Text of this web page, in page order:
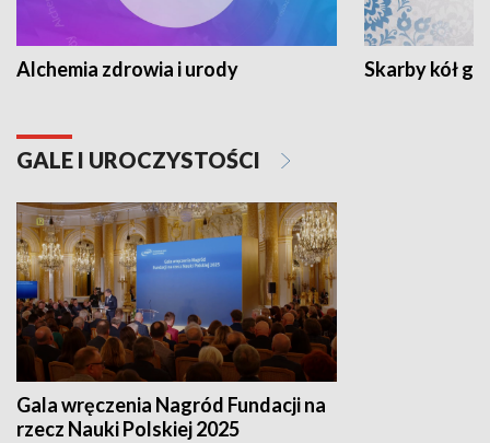
Alchemia zdrowia i urody Skarby kół
GALE I UROCZYSTOŚCI
Gala wręczenia Nagród Fundacji na
rzecz Nauki Polskiej 2025